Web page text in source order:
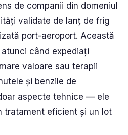
de companii din domeniul
validate de lanț de frig
port-aeroport. Această
când expediați
valoare sau terapii
și benzile de
aspecte tehnice — ele
tratament eficient și un lot